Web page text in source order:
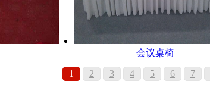
会议桌椅
1 2 3 4 5 6 7